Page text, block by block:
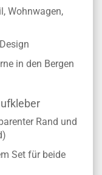
Wohnwagen,
in den Bergen
Rand und
Set für beide